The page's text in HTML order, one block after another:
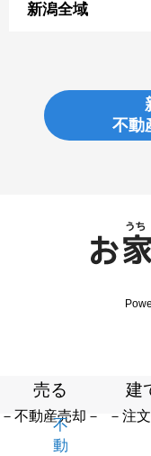
新潟全域
不動
売る
－不動産売却－
不
動
建
－注